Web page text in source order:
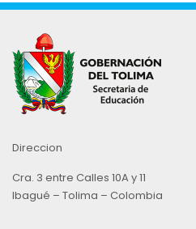
Direccion
Cra. 3 entre Calles 10A y 11
Ibagué – Tolima – Colombia